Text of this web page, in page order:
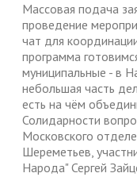
Массовая подача
проведение
чат для
программа
муниципальные - в
небольшая часть
есть на чём
Солидарности
Московского
Шереметьев,
Народа" Сергей